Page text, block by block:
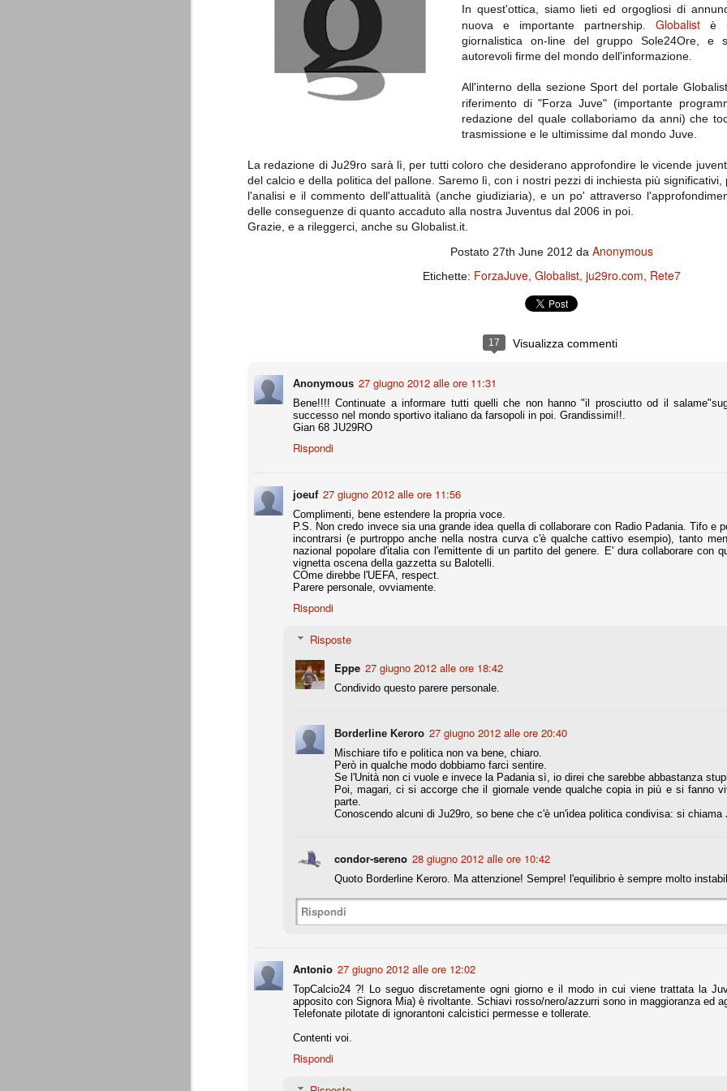
In quest'ottica, siamo lieti ed orgogliosi di
nuova e importante partnership. Globalist è
giornalistica on-line del gruppo Sole24Ore, e
autorevoli firme del mondo dell'informazione.
All'interno della sezione Sport del portale
riferimento di "Forza Juve" (importante
redazione del quale collaboriamo da anni) che
trasmissione e le ultimissime dal mondo Juve.
La redazione di Ju29ro sarà lì, per tutti coloro che desiderano approfondire le vicende
del calcio e della politica del pallone. Saremo lì, con i nostri pezzi di inchiesta più
l'analisi e il commento dell'attualità (anche giudiziaria), e un po' attraverso
delle conseguenze di quanto accaduto alla nostra Juventus dal 2006 in poi.
Grazie, e a rileggerci, anche su Globalist.it.
Postato 27th June 2012 da Anonymous
Etichette: ForzaJuve Globalist ju29ro.com Rete7
17 Visualizza commenti
Anonymous 27 giugno 2012 alle ore 11:31
Bene!!!! Continuate a informare tutti quelli che non hanno "il prosciutto od il
successo nel mondo sportivo italiano da farsopoli in poi. Grandissimi!!.
Gian 68 JU29RO
Rispondi
joeuf 27 giugno 2012 alle ore 11:56
Complimenti, bene estendere la propria voce.
P.S. Non credo invece sia una grande idea quella di collaborare con Radio Padania. Tifo e
incontrarsi (e purtroppo anche nella nostra curva c'è qualche cattivo esempio), tanto
nazional popolare d'italia con l'emittente di un partito del genere. E' dura collaborare con
vignetta oscena della gazzetta su Balotelli.
COme direbbe l'UEFA, respect.
Parere personale, ovviamente.
Rispondi
Risposte
Eppe 27 giugno 2012 alle ore 18:42
Condivido questo parere personale.
Borderline Keroro 27 giugno 2012 alle ore 20:40
Mischiare tifo e politica non va bene, chiaro.
Però in qualche modo dobbiamo farci sentire.
Se l'Unità non ci vuole e invece la Padania sì, io direi che sarebbe abbastanza
Poi, magari, ci si accorge che il giornale vende qualche copia in più e si fanno
parte.
Conoscendo alcuni di Ju29ro, so bene che c'è un'idea politica condivisa: si chiama
condor-sereno 28 giugno 2012 alle ore 10:42
Quoto Borderline Keroro. Ma attenzione! Sempre! l'equilibrio è sempre molto
Rispondi
Antonio 27 giugno 2012 alle ore 12:02
TopCalcio24 ?! Lo seguo discretamente ogni giorno e il modo in cui viene trattata la
apposito con Signora Mia) è rivoltante. Schiavi rosso/nero/azzurri sono in maggioranza ed
Telefonate pilotate di ignorantoni calcistici permesse e tollerate.
Contenti voi.
Rispondi
questo sito la nostra squadra del
cuore stava vivendo il suo periodo
prestigio e guidata in modo da non
dare molte speranze di un futuro
qualificazione e mettendosi alle
spalle le brutte prestazioni del
campionato. Dopo un primo tempo
di sofferenza gli uomini di Allegri
hanno saputo reagire al gol
fortunoso (e non molto regolare)
segnato dagli inglesi e a portare a
casa il bottino intero.
Nonostante il gol fortunoso del
Chievo, la sensazione netta è che
la matassa sia molto, molto lunga
e difficile da sbrogliare.
Sulle implicazioni anche finanziarie delle operazioni di calciomercato, oltre che sulle liste Uefa e serie A (e
relativi criteri di compilazione), abbiamo già pubblicato un pezzo dedicato pochi giorni fa. Ricordiamo che
7 (alcuni dei quali utilizzati poco o nulla) dei 12 giocatori usciti nella sessione di calciomercato sono italiani, e
La Juventus rimedia una sonora batosta all'Olimpico. Una squadra che per i primi 75 minuti non ha
Champions League 2015/16
I sorteggi di giovedì 27 Agosto hanno regalato un'urna non facile alle italiane, specialmente alla Juventus,
Gruppo B: Psv Eindhoven (Ola), Manchester Utd (Ing), Cska Mosca (Rus), Wolfsburg (Ger).
Gruppo C: Benfica (Por), Atletico Madrid (Spa), Galatasaray (Tur), Astana (Kaz).
Juventus - Udinese 0-1
Sconfitta meritata, anche con un pizzico di sfortuna. Partita sbagliata come impostazione, a cominciare
dalle scelte iniziali per continuare con la gestione della stessa. Può succedere. Oggi anche Allegri ha
sbagliato davvero molto. Siamo certi che lo abbia capito. Quindi, niente drammi e vediamo di imparare in
fretta. Che ne pensate voi? Un semplice passo falso, o c'è qualcosa di più?
La legge è disuguale per tutti
A noi francamente interessa assai poco della polemica sviluppatasi in questi giorni, soprattutto fra tifosi
ascolani e tifosi teramani. E' perfino ovvio che ognuno tiri l'acqua al suo mulino e difenda strenuamente il
proprio campanile, anche a dispetto della presenza o dell'assenza di prove. Ci interessa invece altro.
AUG
17
Teramo, l'ingiustizia sportiva
Nei giorni scorsi abbiamo ricevuto alcuni messaggi di amici
Dopo le incongruenze emerse negli scorsi anni nello scandalo del
calcioscommesse, con le assurde accuse a Pepe e Bonucci, e la
paradossale situazione di Conte, oltre ai tanti altri tirati in ballo solo da
testimonianze di terze parti (senza riscontri oggettivi), ora si punta il dito
La Juventus di Agnelli-Marotta
La Juventus della gestione Agnelli-Marotta ha conseguito il suo ottavo successo nelle 19 competizioni
disputate in questi 5 anni. Otto vittorie e tre secondi posti in 19 competizioni: risultati impressionanti, da
successi e 2 secondi posti.